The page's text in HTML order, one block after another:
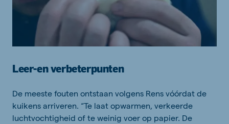
Leer-en verbeterpunten
De meeste fouten ontstaan volgens Rens vóórdat de
kuikens arriveren. “Te laat opwarmen, verkeerde
luchtvochtigheid of te weinig voer op papier. De